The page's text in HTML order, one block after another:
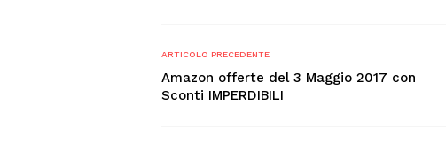
ARTICOLO PRECEDENTE
Amazon offerte del 3 Maggio 2017 con
Sconti IMPERDIBILI